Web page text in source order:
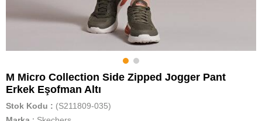
M Micro Collection Side Zipped Jogger Pant
Erkek Eşofman Altı
Stok Kodu
(S211809-035)